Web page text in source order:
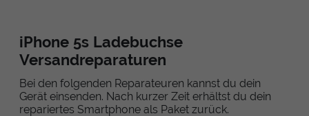
iPhone 5s Ladebuchse
Versandreparaturen
Bei den folgenden Reparateuren kannst du dein
Gerät einsenden. Nach kurzer Zeit erhältst du dein
repariertes Smartphone als Paket zurück.